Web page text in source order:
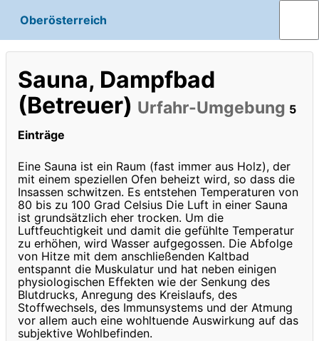
Oberösterreich
Sauna, Dampfbad
(Betreuer) Urfahr-Umgebung 5
Einträge
Eine Sauna ist ein Raum (fast immer aus Holz), der
mit einem speziellen Ofen beheizt wird, so dass die
Insassen schwitzen. Es entstehen Temperaturen von
80 bis zu 100 Grad Celsius Die Luft in einer Sauna
ist grundsätzlich eher trocken. Um die
Luftfeuchtigkeit und damit die gefühlte Temperatur
zu erhöhen, wird Wasser aufgegossen. Die Abfolge
von Hitze mit dem anschließenden Kaltbad
entspannt die Muskulatur und hat neben einigen
physiologischen Effekten wie der Senkung des
Blutdrucks, Anregung des Kreislaufs, des
Stoffwechsels, des Immunsystems und der Atmung
vor allem auch eine wohltuende Auswirkung auf das
subjektive Wohlbefinden.